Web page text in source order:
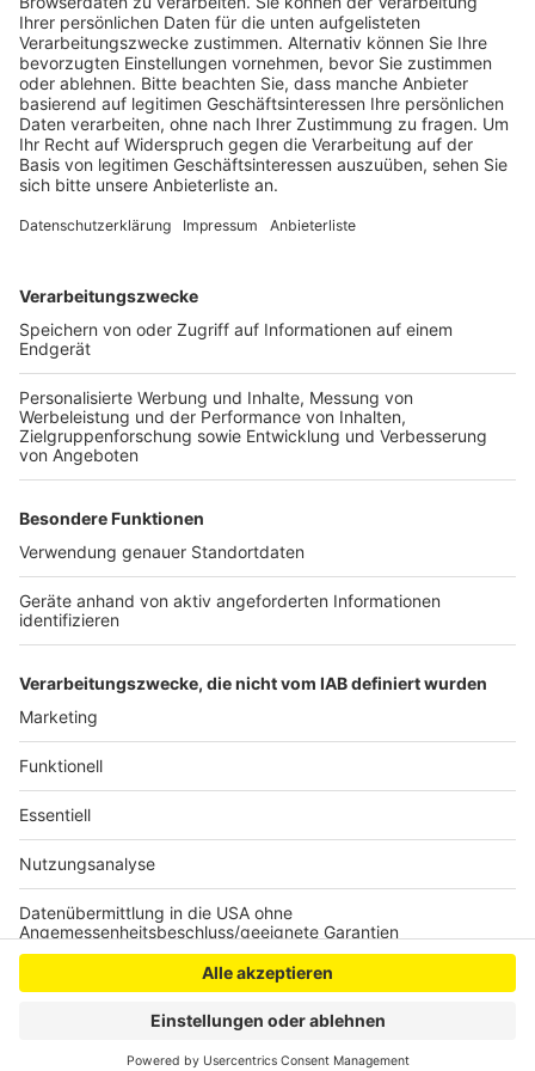
Anzeige
Veröffentlicht:Dienstag, 03.06.2025 10:50
Anzeige
Mit einer neuen Live-Show und frisch kreierter Musik
Kelly nach längerer Pause 2026 wieder auf Tour!
Anzeige
Wir präsentieren folgende Termine der Tour
von Michael Patrick Kelly
Anzeige
17. April 2026 -
Tickets kaufen und Verfügbarkeit prüfen
25. April 2026 -Oberhausen - Rudolf Weber-
Arena - Tickets kaufen und Verfügbarkeit prüfen
Anzeige